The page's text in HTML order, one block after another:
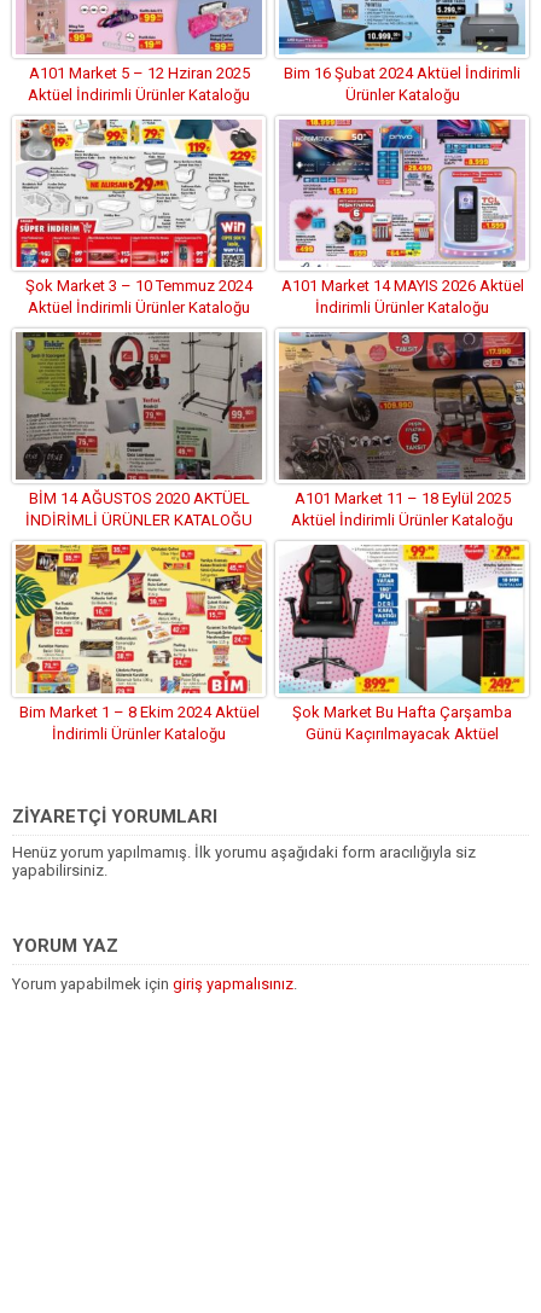
A101 Market 5 – 12 Hziran 2025
Aktüel İndirimli Ürünler Kataloğu
Bim 16 Şubat 2024 Aktüel İndirimli
Ürünler Kataloğu
Şok Market 3 – 10 Temmuz 2024
Aktüel İndirimli Ürünler Kataloğu
A101 Market 14 MAYIS 2026 Aktüel
İndirimli Ürünler Kataloğu
BİM 14 AĞUSTOS 2020 AKTÜEL
İNDİRİMLİ ÜRÜNLER KATALOĞU
A101 Market 11 – 18 Eylül 2025
Aktüel İndirimli Ürünler Kataloğu
Bim Market 1 – 8 Ekim 2024 Aktüel
İndirimli Ürünler Kataloğu
Şok Market Bu Hafta Çarşamba
Günü Kaçırılmayacak Aktüel
ZİYARETÇİ YORUMLARI
Henüz yorum yapılmamış. İlk yorumu aşağıdaki form aracılığıyla siz
yapabilirsiniz.
YORUM YAZ
Yorum yapabilmek için giriş yapmalısınız